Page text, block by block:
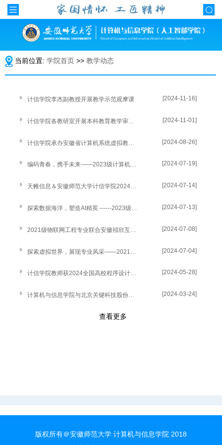
当前位置: 学院首页 >> 教学动态
计信学院李杰副教授开展教学示范观摩课 [2024-11-16]
[2024-11-01]
[2024-08-26]
编码青春，携手未来——2023级计算机科学与技术专业认知实习圆满完成 [2024-07-19]
天帷信息＆安徽师范大学计信学院2024年度暑期网络安全认知实习圆满落幕 [2024-07-14]
探索数据海洋，塑造AI精英 ------2023级人工智能、数据科学与大数据技术专业认知实习圆满完成 [2024-07-13]
[2024-07-08]
[2024-07-04]
计信学院教师获2024全国高校程序设计教育大会优秀论文特等奖 [2024-05-28]
计算机与信息学院与北京关键科技股份有限公司携手共建“可信软件测试实验室” [2024-03-24]
查看更多
版权所有＠安徽师范大学 计算机与信息学院 2018